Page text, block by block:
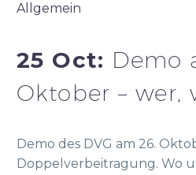
Allgemein
25 Oct: Demo
Oktober – wer,
Demo des DVG am 26.
Doppelverbeitragung. Wo